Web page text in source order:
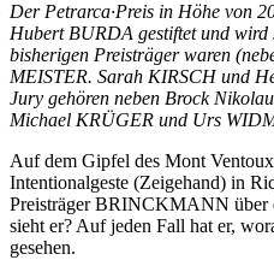
Der Petrarca·Preis in Höhe von
Hubert BURDA gestiftet und
bisherigen Preisträger waren
MEISTER. Sarah KIRSCH und
Jury gehören neben Brock
Michael KRÜGER und Urs
Auf dem Gipfel des Mont
Intentionalgeste (Zeigehand) in
Preisträger BRINCKMANN über
sieht er? Auf jeden Fall hat er,
gesehen.